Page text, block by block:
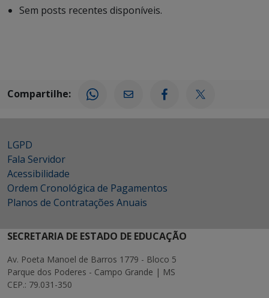
Sem posts recentes disponíveis.
Compartilhe:
LGPD
Fala Servidor
Acessibilidade
Ordem Cronológica de Pagamentos
Planos de Contratações Anuais
SECRETARIA DE ESTADO DE EDUCAÇÃO
Av. Poeta Manoel de Barros 1779 - Bloco 5
Parque dos Poderes - Campo Grande | MS
CEP.: 79.031-350